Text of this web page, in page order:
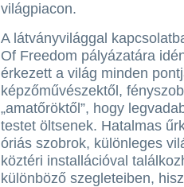
világpiacon.
A látványvilággal
Of Freedom pályázatára
érkezett a világ minden
képzőművészektől,
„amatőröktől”, hogy
testet öltsenek. Hatalmas
óriás szobrok, különleges
köztéri installációval
különböző szegleteiben,